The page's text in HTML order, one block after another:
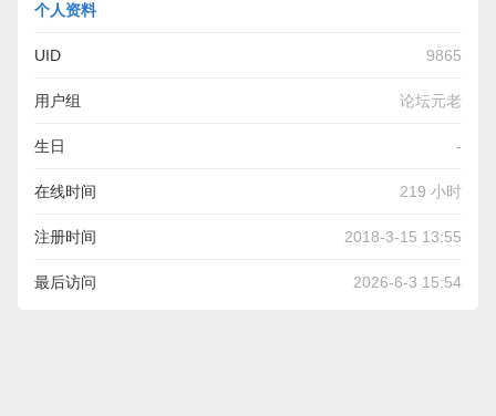
个人资料
UID 9865
用户组 论坛元老
生日 -
在线时间 219 小时
注册时间 2018-3-15 13:55
最后访问 2026-6-3 15:54